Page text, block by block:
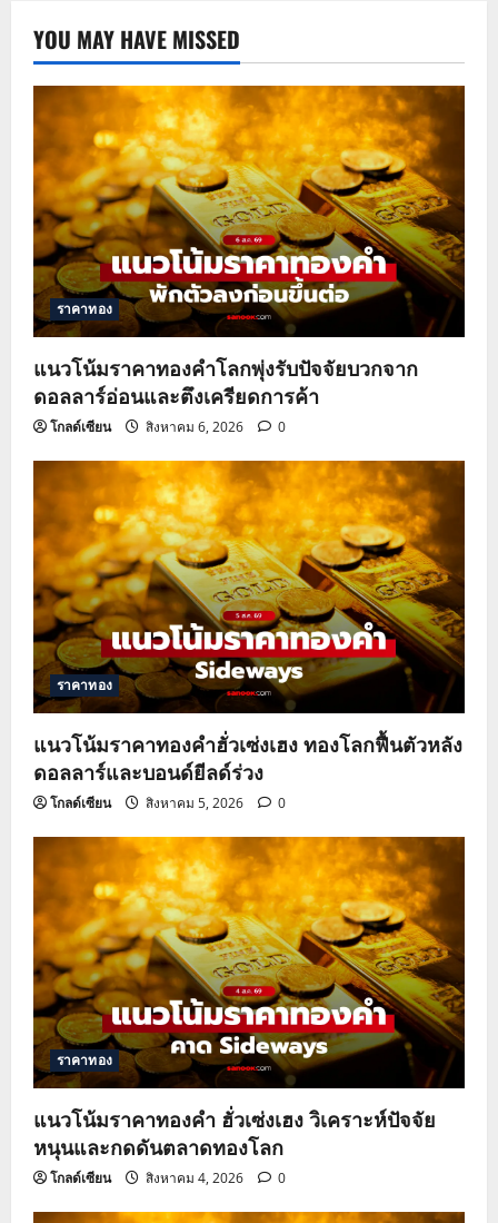
YOU MAY HAVE MISSED
ราคาทอง
แนวโน้มราคาทองคำโลกพุ่งรับปัจจัยบวกจาก
ดอลลาร์อ่อนและตึงเครียดการค้า
โกลด์เซียน สิงหาคม 6, 2026 0
ราคาทอง
แนวโน้มราคาทองคำฮั่วเซ่งเฮง ทองโลกฟื้นตัวหลัง
ดอลลาร์และบอนด์ยีลด์ร่วง
โกลด์เซียน สิงหาคม 5, 2026 0
ราคาทอง
แนวโน้มราคาทองคำ ฮั่วเซ่งเฮง วิเคราะห์ปัจจัย
หนุนและกดดันตลาดทองโลก
โกลด์เซียน สิงหาคม 4, 2026 0